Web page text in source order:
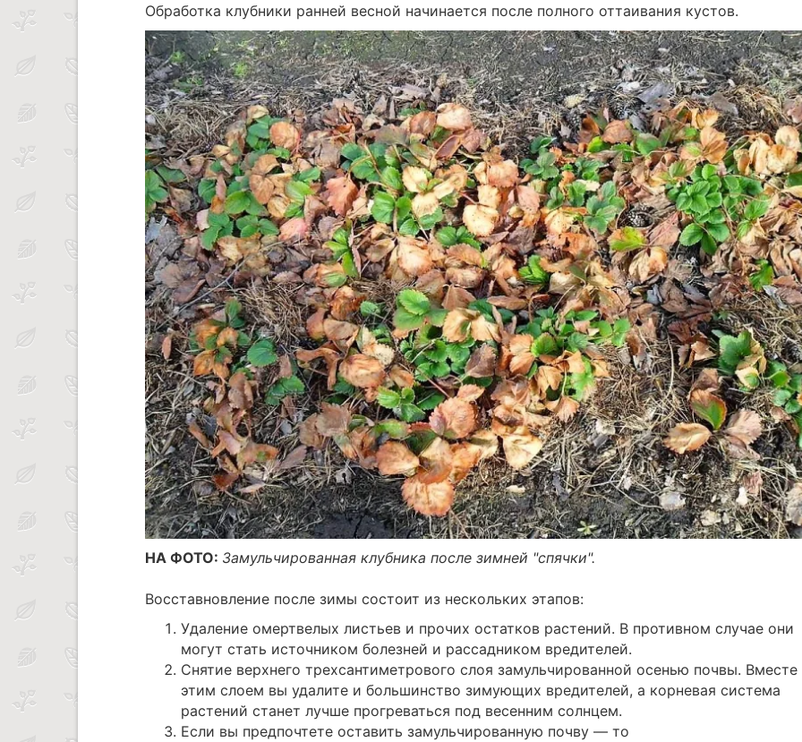
Обработка клубники ранней весной начинается после полного оттаивания кустов.
НА ФОТО: Замульчированная клубника после зимней "спячки".
Восставновление после зимы состоит из нескольких этапов:
Удаление омертвелых листьев и прочих остатков растений. В противном случае они
могут стать источником болезней и рассадником вредителей.
Снятие верхнего трехсантиметрового слоя замульчированной осенью почвы. Вместе
этим слоем вы удалите и большинство зимующих вредителей, а корневая система
растений станет лучше прогреваться под весенним солнцем.
Если вы предпочтете оставить замульчированную почву — то